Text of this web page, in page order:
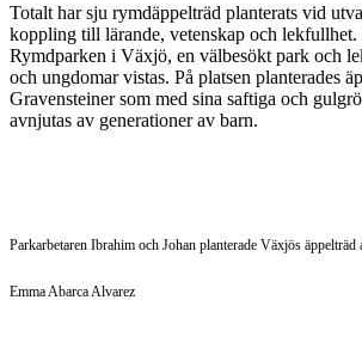
Totalt har sju rymdäppelträd planterats vid
koppling till lärande, vetenskap och lekfullhet.
Rymdparken i Växjö, en välbesökt park och
och ungdomar vistas. På platsen planterades
Gravensteiner som med sina saftiga och
avnjutas av generationer av barn.
Parkarbetaren Ibrahim och Johan planterade Växjös äppelträd
Emma Abarca Alvarez